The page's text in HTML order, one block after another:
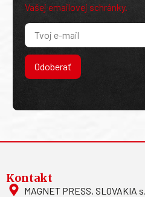
Vašej emailovej schránky.
Odoberať
Kontakt
MAGNET PRESS, SLOVAKIA